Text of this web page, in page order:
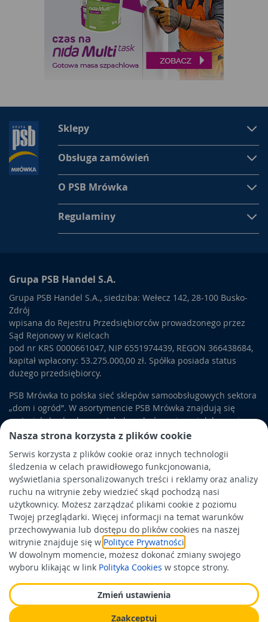
Nasza strona korzysta z plików cookie
Serwis korzysta z plików cookie oraz innych technologii
śledzenia w celach prawidłowego funkcjonowania,
wyświetlania spersonalizowanych treści i reklamy oraz analizy
ruchu na witrynie żeby wiedzieć skąd pochodzą nasi
użytkownicy. Możesz zarządzać plikami cookie z poziomu
Twojej przeglądarki. Więcej informacji na temat warunków
przechowywania lub dostępu do plików cookies na naszej
witrynie znajduje się w Polityce Prywatności
W dowolnym momencie, możesz dokonać zmiany swojego
wyboru klikając w link Polityka Cookies w stopce strony.
Zmień ustawienia
Zaakceptuj
Sklepy
Obsługa zamówień
O PSB Mrówka
Regulaminy
Grupa PSB Handel S.A.
Grupa PSB Handel S.A., siedziba: Wełecz 142, 28-100 Busko-
Zdrój
wpisana do Rejestru Przedsiębiorców prowadzonego przez
Sąd Rejonowy w Kielcach
pod nr KRS 0000661047, NIP 6551974439, REGON 366438684,
kapitał wpłacony: 53.275.000,00 zł. Spółka posiada status
dużego przedsiębiorcy.
PSB Mrówka to polska sieć sklepów samoobsługowych sektora
„dom i ogród”. W asortymencie PSB Mrówka znajdują się
materiały budowlane, artykuły wykończeniowe i dekoracyjne,
wyposażenie łazienek i kuchni, elektronarzędzia, a także
artykuły związane z ogrodem i otoczeniem domu.
Obowiązek informacyjny
Polityka prywatności
Polityka Cookies
Odbiór zużytego sprzętu
Wspierają nas: